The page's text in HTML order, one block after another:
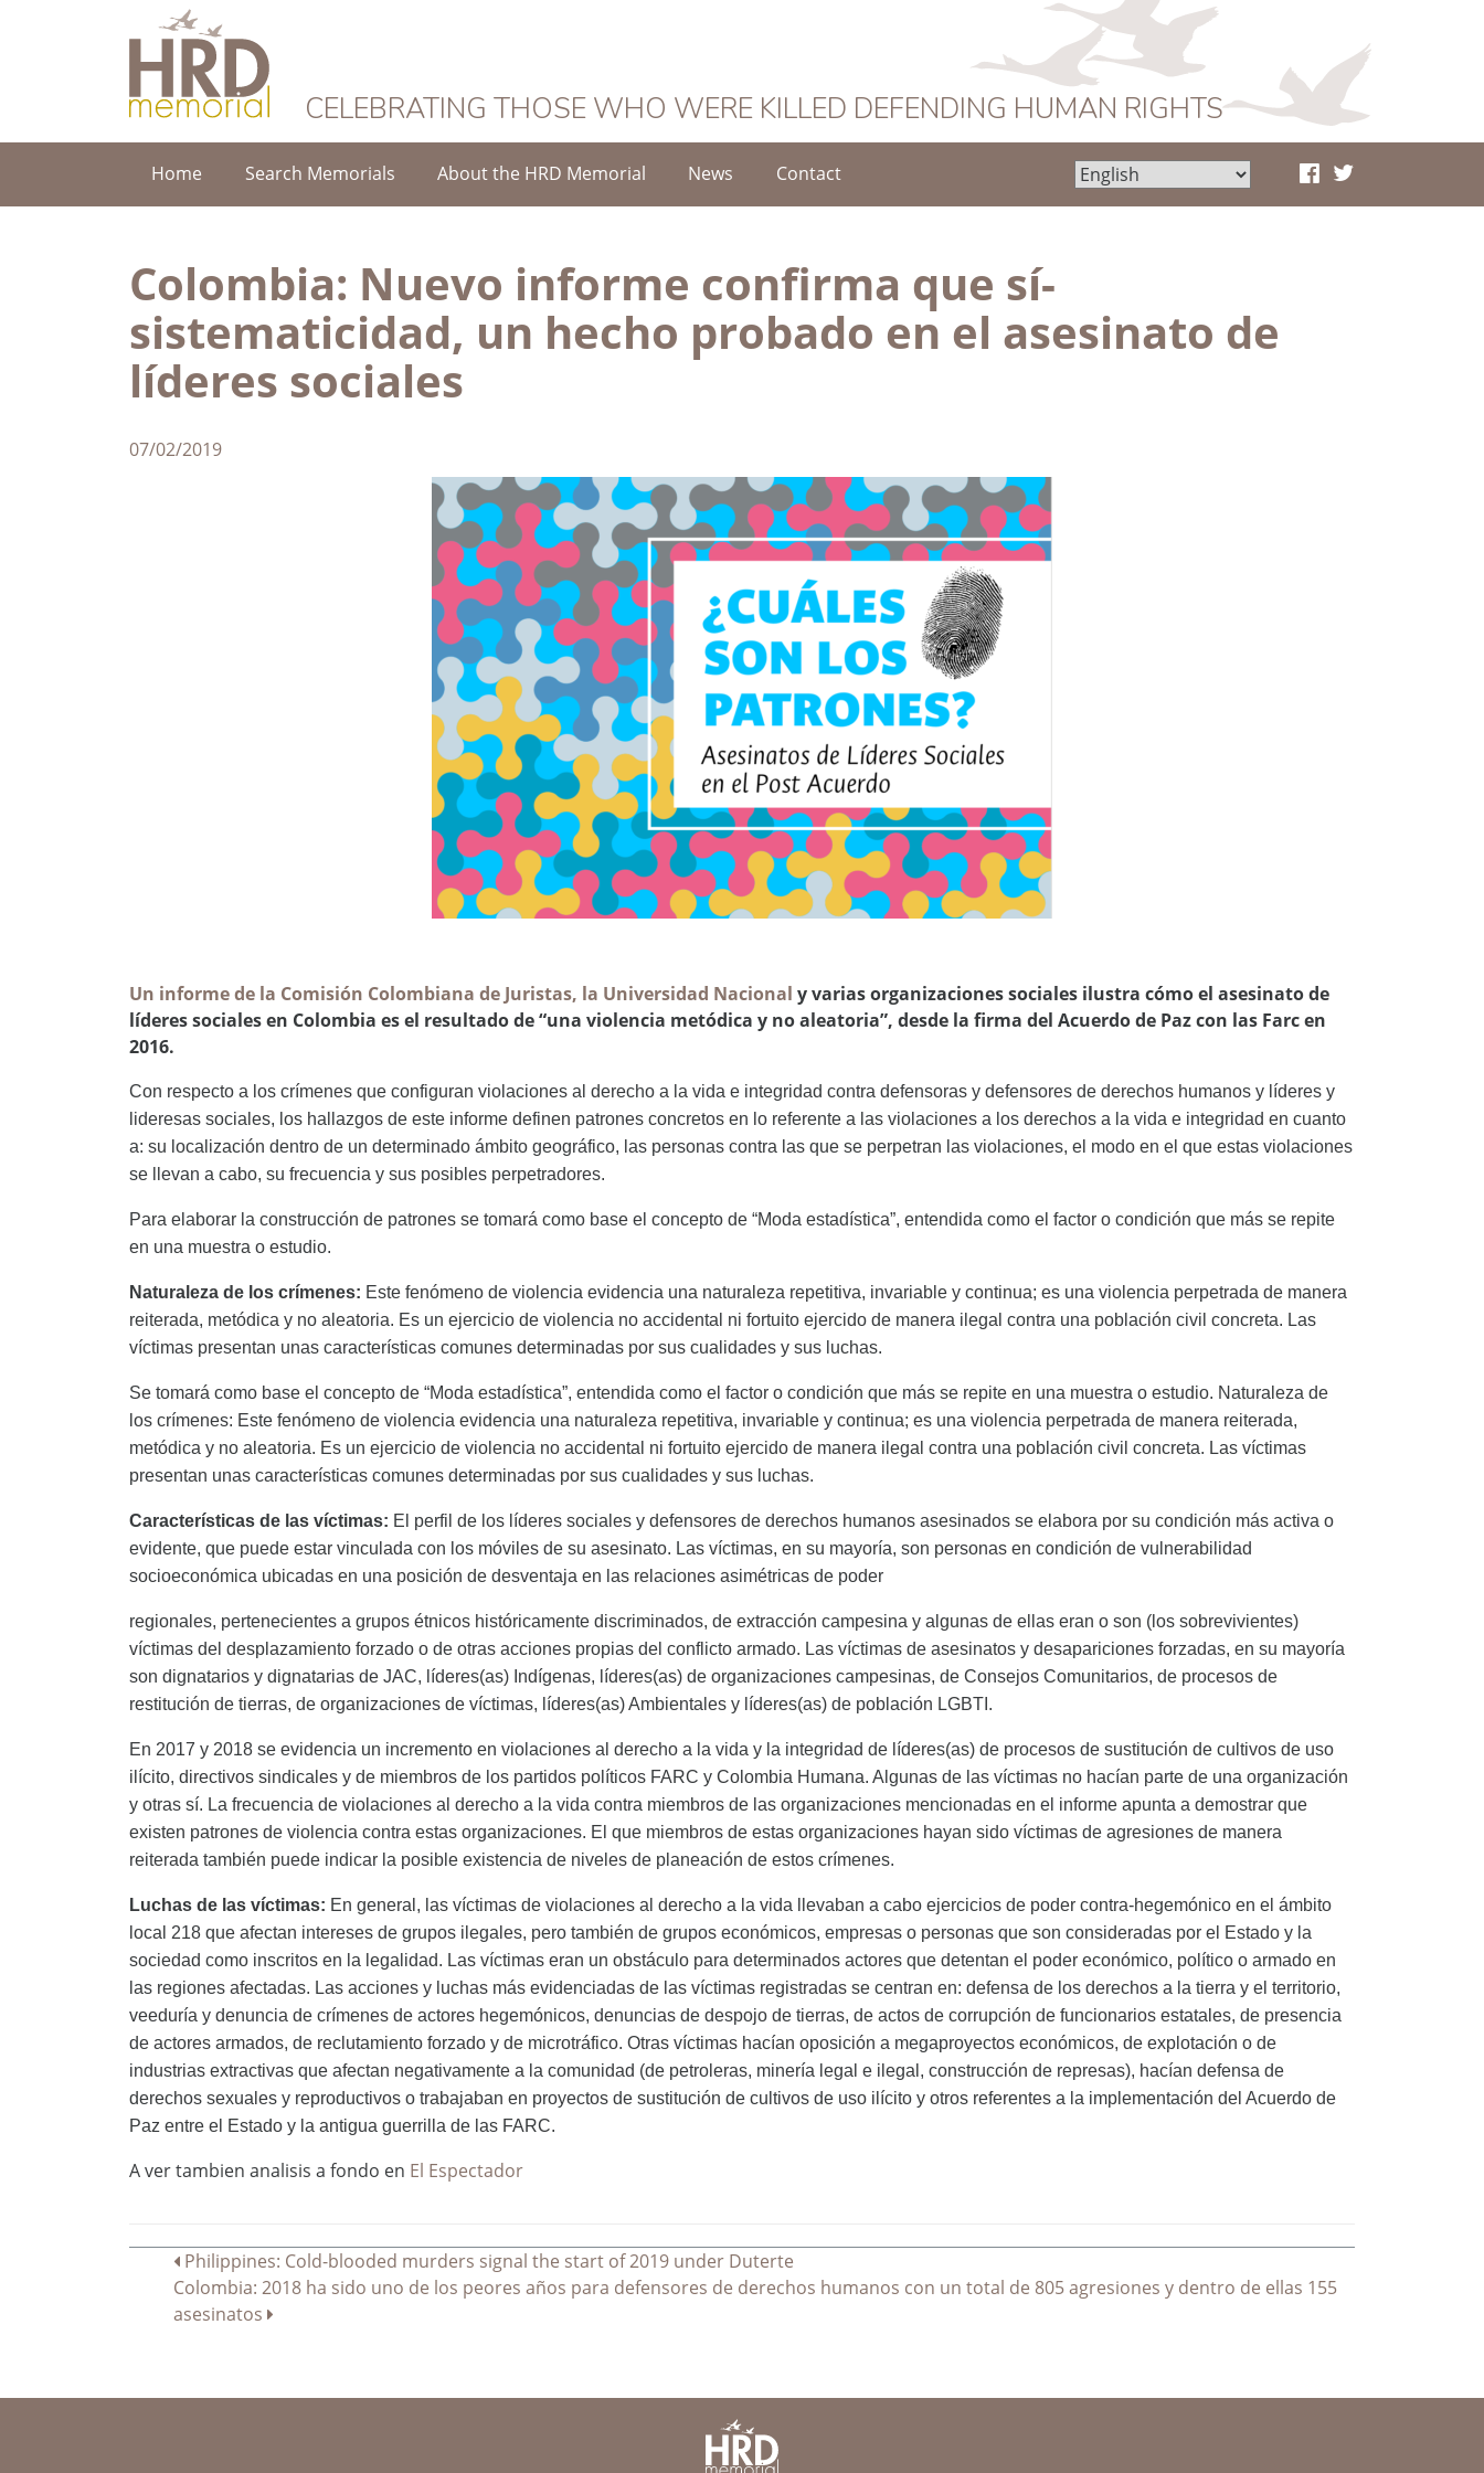
HRD Memorial
CELEBRATING THOSE WHO WERE KILLED DEFENDING HUMAN RIGHTS
Home Search Memorials About the HRD Memorial News Contact
Colombia: Nuevo informe confirma que sí-
sistematicidad, un hecho probado en el asesinato de
líderes sociales
07/02/2019
Un informe de la Comisión Colombiana de Juristas, la Universidad Nacional y varias organizaciones sociales ilustra cómo el asesinato de
líderes sociales en Colombia es el resultado de “una violencia metódica y no aleatoria”, desde la firma del Acuerdo de Paz con las Farc en
2016.
Con respecto a los crímenes que configuran violaciones al derecho a la vida e integridad contra defensoras y defensores de derechos humanos y líderes y
lideresas sociales, los hallazgos de este informe definen patrones concretos en lo referente a las violaciones a los derechos a la vida e integridad en cuanto
a: su localización dentro de un determinado ámbito geográfico, las personas contra las que se perpetran las violaciones, el modo en el que estas violaciones
se llevan a cabo, su frecuencia y sus posibles perpetradores.
Para elaborar la construcción de patrones se tomará como base el concepto de “Moda estadística”, entendida como el factor o condición que más se repite
en una muestra o estudio.
Naturaleza de los crímenes: Este fenómeno de violencia evidencia una naturaleza repetitiva, invariable y continua; es una violencia perpetrada de manera
reiterada, metódica y no aleatoria. Es un ejercicio de violencia no accidental ni fortuito ejercido de manera ilegal contra una población civil concreta. Las
víctimas presentan unas características comunes determinadas por sus cualidades y sus luchas.
Se tomará como base el concepto de “Moda estadística”, entendida como el factor o condición que más se repite en una muestra o estudio. Naturaleza de
los crímenes: Este fenómeno de violencia evidencia una naturaleza repetitiva, invariable y continua; es una violencia perpetrada de manera reiterada,
metódica y no aleatoria. Es un ejercicio de violencia no accidental ni fortuito ejercido de manera ilegal contra una población civil concreta. Las víctimas
presentan unas características comunes determinadas por sus cualidades y sus luchas.
Características de las víctimas: El perfil de los líderes sociales y defensores de derechos humanos asesinados se elabora por su condición más activa o
evidente, que puede estar vinculada con los móviles de su asesinato. Las víctimas, en su mayoría, son personas en condición de vulnerabilidad
socioeconómica ubicadas en una posición de desventaja en las relaciones asimétricas de poder
regionales, pertenecientes a grupos étnicos históricamente discriminados, de extracción campesina y algunas de ellas eran o son (los sobrevivientes)
víctimas del desplazamiento forzado o de otras acciones propias del conflicto armado. Las víctimas de asesinatos y desapariciones forzadas, en su mayoría
son dignatarios y dignatarias de JAC, líderes(as) Indígenas, líderes(as) de organizaciones campesinas, de Consejos Comunitarios, de procesos de
restitución de tierras, de organizaciones de víctimas, líderes(as) Ambientales y líderes(as) de población LGBTI.
En 2017 y 2018 se evidencia un incremento en violaciones al derecho a la vida y la integridad de líderes(as) de procesos de sustitución de cultivos de uso
ilícito, directivos sindicales y de miembros de los partidos políticos FARC y Colombia Humana. Algunas de las víctimas no hacían parte de una organización
y otras sí. La frecuencia de violaciones al derecho a la vida contra miembros de las organizaciones mencionadas en el informe apunta a demostrar que
existen patrones de violencia contra estas organizaciones. El que miembros de estas organizaciones hayan sido víctimas de agresiones de manera
reiterada también puede indicar la posible existencia de niveles de planeación de estos crímenes.
Luchas de las víctimas: En general, las víctimas de violaciones al derecho a la vida llevaban a cabo ejercicios de poder contra-hegemónico en el ámbito
local 218 que afectan intereses de grupos ilegales, pero también de grupos económicos, empresas o personas que son consideradas por el Estado y la
sociedad como inscritos en la legalidad. Las víctimas eran un obstáculo para determinados actores que detentan el poder económico, político o armado en
las regiones afectadas. Las acciones y luchas más evidenciadas de las víctimas registradas se centran en: defensa de los derechos a la tierra y el territorio,
veeduría y denuncia de crímenes de actores hegemónicos, denuncias de despojo de tierras, de actos de corrupción de funcionarios estatales, de presencia
de actores armados, de reclutamiento forzado y de microtráfico. Otras víctimas hacían oposición a megaproyectos económicos, de explotación o de
industrias extractivas que afectan negativamente a la comunidad (de petroleras, minería legal e ilegal, construcción de represas), hacían defensa de
derechos sexuales y reproductivos o trabajaban en proyectos de sustitución de cultivos de uso ilícito y otros referentes a la implementación del Acuerdo de
Paz entre el Estado y la antigua guerrilla de las FARC.
A ver tambien analisis a fondo en El Espectador
Post
navigation
Philippines: Cold-blooded murders signal the start of 2019 under Duterte
Colombia: 2018 ha sido uno de los peores años para defensores de derechos humanos con un total de 805 agresiones y dentro de ellas 155
asesinatos